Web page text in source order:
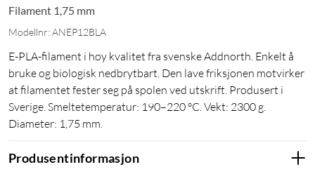
Filament 1,75 mm
Modellnr: ANEP12BLA
E-PLA-filament i høy kvalitet fra svenske Addnorth. Enkelt å
bruke og biologisk nedbrytbart. Den lave friksjonen motvirker
at filamentet fester seg på spolen ved utskrift. Produsert i
Sverige. Smeltetemperatur: 190–220 °C. Vekt: 2300 g.
Diameter: 1,75 mm.
Produsentinformasjon